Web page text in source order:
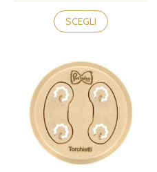
SCEGLI
Questo
prodotto
ha
varianti.
Le
opzioni
possono
essere
scelte
nella
pagina
del